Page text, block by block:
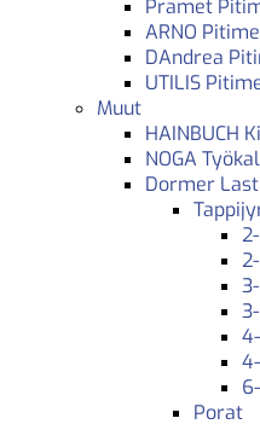
Pramet
ARNO
DAndrea
UTILIS
Muut
HAINBUCH
NOGA
Dormer
Porat